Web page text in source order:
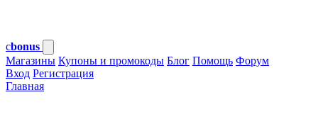
cbonus
Магазины Купоны и промокоды Блог Помощь Форум
Вход Регистрация
Главная